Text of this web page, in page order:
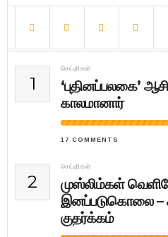
1
செய்திகள்
‘புதினப்பலகை’
காலமானார்
17 COMMENTS
2
செய்திகள்
முஸ்லிம்கள்
இனப்படுகொலை –
குதர்க்கம்